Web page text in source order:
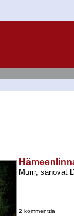
Murrr, sanovat
2 kommenttia